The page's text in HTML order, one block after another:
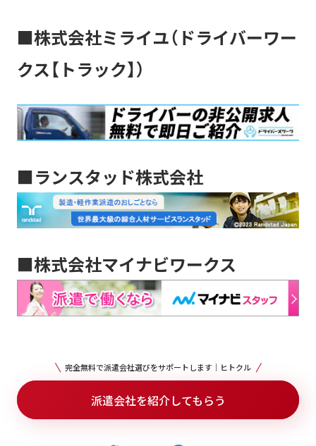
■株式会社ミライユ（ドライバーワー
クス【トラック】）
■ランスタッド株式会社
■株式会社マイナビワークス
完全無料で派遣会社選びをサポートします｜ヒトクル
派遣会社を紹介してもらう